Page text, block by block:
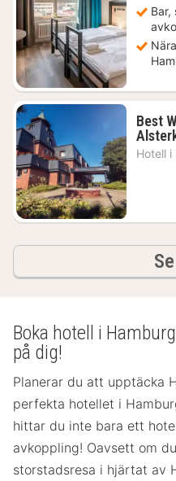
Bar,
Best
Hotell i
Boka hotell i
på dig!
Planerar du att upptäcka
perfekta hotellet i
hittar du inte bara ett
avkoppling! Oavsett om
storstadsresa i hjärtat av